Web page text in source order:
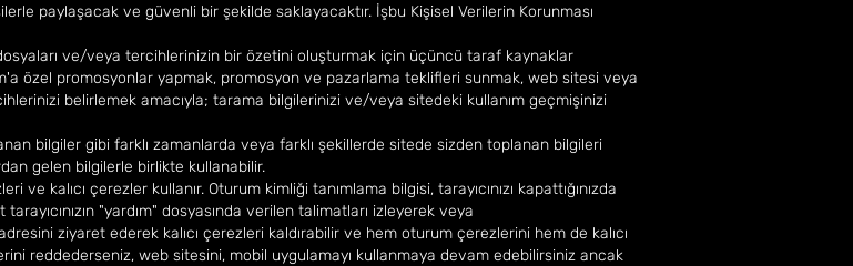
paylaşacak ve güvenli bir şekilde saklayacaktır. İşbu Kişisel Verilerin Korunması
ve/veya tercihlerinizin bir özetini oluşturmak için üçüncü taraf kaynaklar
'a özel promosyonlar yapmak, promosyon ve pazarlama teklifleri sunmak, web sitesi veya
belirlemek amacıyla; tarama bilgilerinizi ve/veya sitedeki kullanım geçmişinizi
bilgiler gibi farklı zamanlarda veya farklı şekillerde sitede sizden toplanan bilgileri
gelen bilgilerle birlikte kullanabilir.
ve kalıcı çerezler kullanır. Oturum kimliği tanımlama bilgisi, tarayıcınızı kapattığınızda
"yardım" dosyasında verilen talimatları izleyerek veya
ziyaret ederek kalıcı çerezleri kaldırabilir ve hem oturum çerezlerini hem de kalıcı
reddederseniz, web sitesini, mobil uygulamayı kullanmaya devam edebilirsiniz ancak